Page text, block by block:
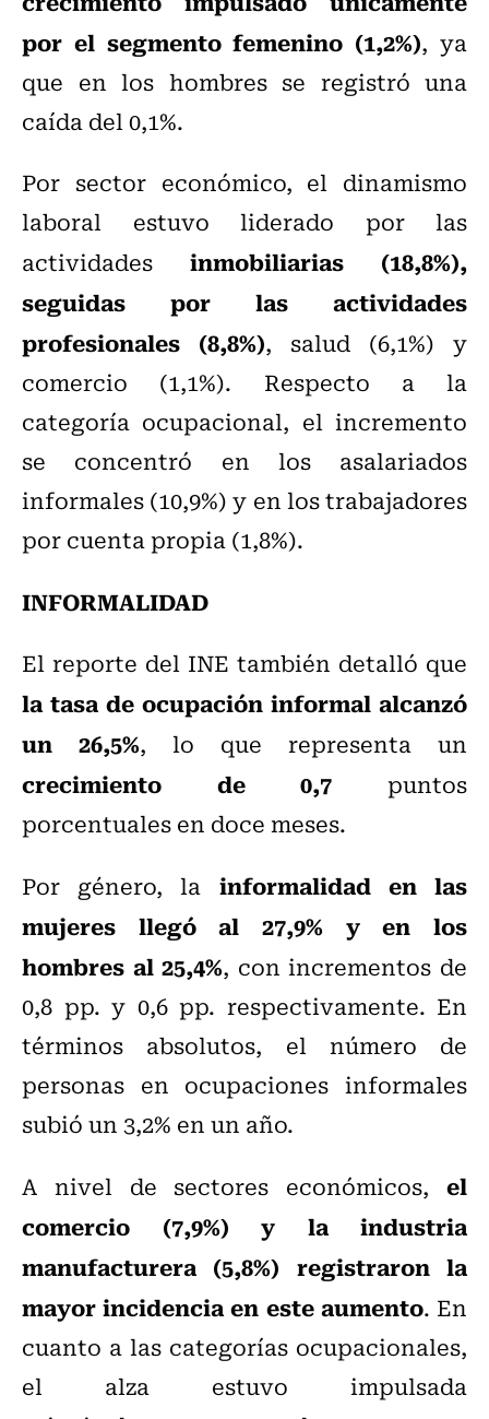
por el segmento femenino (1,2%), ya
que en los hombres se registró una
caída del 0,1%.
Por sector económico, el dinamismo
laboral estuvo liderado por las
actividades inmobiliarias (18,8%),
seguidas por las actividades
profesionales (8,8%), salud (6,1%) y
comercio (1,1%). Respecto a la
categoría ocupacional, el incremento
se concentró en los asalariados
informales (10,9%) y en los trabajadores
por cuenta propia (1,8%).
INFORMALIDAD
El reporte del INE también detalló que
la tasa de ocupación informal alcanzó
un 26,5%, lo que representa un
crecimiento de 0,7 puntos
porcentuales en doce meses.
Por género, la informalidad en las
mujeres llegó al 27,9% y en los
hombres al 25,4%, con incrementos de
0,8 pp. y 0,6 pp. respectivamente. En
términos absolutos, el número de
personas en ocupaciones informales
subió un 3,2% en un año.
A nivel de sectores económicos, el
comercio (7,9%) y la industria
manufacturera (5,8%) registraron la
mayor incidencia en este aumento. En
cuanto a las categorías ocupacionales,
el alza estuvo impulsada